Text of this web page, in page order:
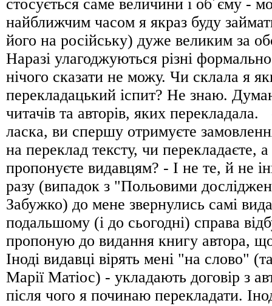
стосується саме величини і об´єму -
найближчим часом я якраз буду
його на російську) дуже великим за
Наразі улагоджуються різні
нічого сказати не можу. Чи склала я
перекладацький iспит? Не знаю.
читачiв та авторiв, яких перекладала.
ласка, ви спершу отримуєте
на переклад тексту, чи перекладаєте,
пропонуєте видавцям? - І не те, й не
разу (випадок з "Польовими
Забужко) до мене звернулись самі
подальшому (і до сьогодні) справа
пропоную до видання книгу автора,
Іноді видавці вірять мені "на слово"
Марії Матіос) - укладають договір з
після чого я починаю перекладати.